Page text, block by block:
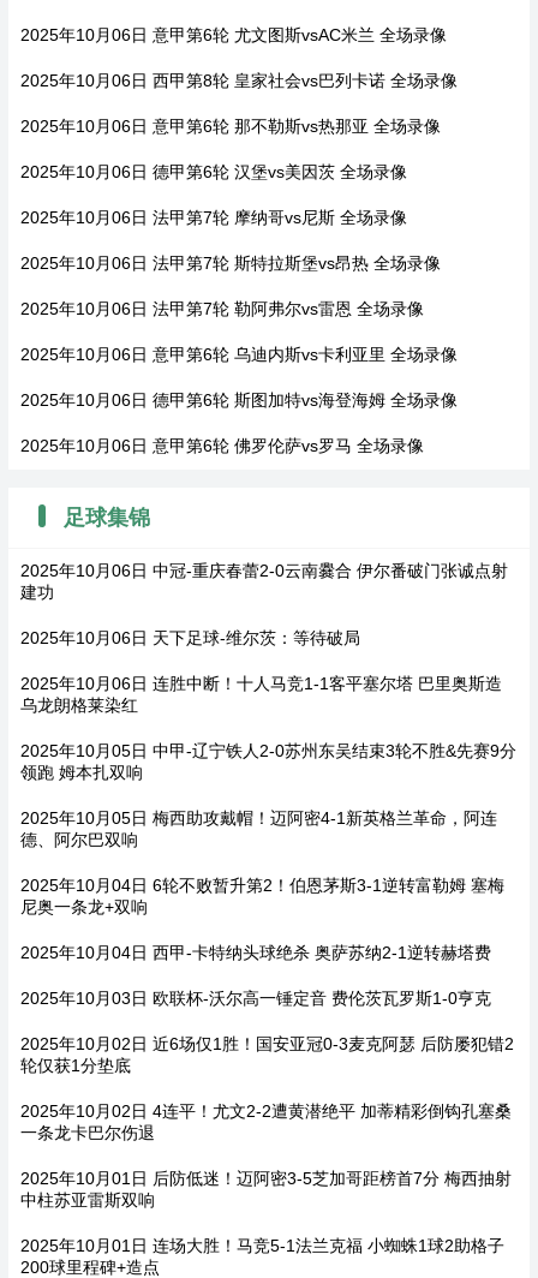
2025年10月06日 意甲第6轮 尤文图斯vsAC米兰 全场录像
2025年10月06日 西甲第8轮 皇家社会vs巴列卡诺 全场录像
2025年10月06日 意甲第6轮 那不勒斯vs热那亚 全场录像
2025年10月06日 德甲第6轮 汉堡vs美因茨 全场录像
2025年10月06日 法甲第7轮 摩纳哥vs尼斯 全场录像
2025年10月06日 法甲第7轮 斯特拉斯堡vs昂热 全场录像
2025年10月06日 法甲第7轮 勒阿弗尔vs雷恩 全场录像
2025年10月06日 意甲第6轮 乌迪内斯vs卡利亚里 全场录像
2025年10月06日 德甲第6轮 斯图加特vs海登海姆 全场录像
2025年10月06日 意甲第6轮 佛罗伦萨vs罗马 全场录像
足球集锦
2025年10月06日 中冠-重庆春蕾2-0云南爨合 伊尔番破门张诚点射
建功
2025年10月06日 天下足球-维尔茨：等待破局
2025年10月06日 连胜中断！十人马竞1-1客平塞尔塔 巴里奥斯造
乌龙朗格莱染红
2025年10月05日 中甲-辽宁铁人2-0苏州东吴结束3轮不胜&先赛9分
领跑 姆本扎双响
2025年10月05日 梅西助攻戴帽！迈阿密4-1新英格兰革命，阿连
德、阿尔巴双响
2025年10月04日 6轮不败暂升第2！伯恩茅斯3-1逆转富勒姆 塞梅
尼奥一条龙+双响
2025年10月04日 西甲-卡特纳头球绝杀 奥萨苏纳2-1逆转赫塔费
2025年10月03日 欧联杯-沃尔高一锤定音 费伦茨瓦罗斯1-0亨克
2025年10月02日 近6场仅1胜！国安亚冠0-3麦克阿瑟 后防屡犯错2
轮仅获1分垫底
2025年10月02日 4连平！尤文2-2遭黄潜绝平 加蒂精彩倒钩孔塞桑
一条龙卡巴尔伤退
2025年10月01日 后防低迷！迈阿密3-5芝加哥距榜首7分 梅西抽射
中柱苏亚雷斯双响
2025年10月01日 连场大胜！马竞5-1法兰克福 小蜘蛛1球2助格子
200球里程碑+造点